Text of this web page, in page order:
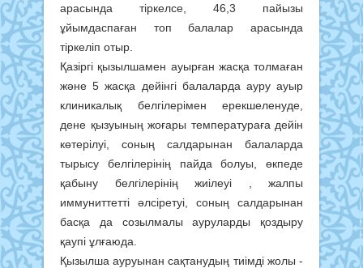
арасында тіркелсе, 46,3 пайызы
ұйымдаспаған топ балалар арасында
тіркеліп отыр.
Қазіргі қызылшамен ауырған жасқа толмаған
және 5 жасқа дейінгі балаларда ауру ауыр
клиникалық белгілерімен ерекшеленуде,
дене қызуының жоғары температураға дейін
көтерілуі, соның салдарынан балаларда
тырысу белгілерінің пайда болуы, өкпеде
қабыну белгілерінің жиілеуі , жалпы
иммуниттетті әлсіретуі, соның салдарынан
басқа да созылмалы ауруларды қоздыру
қаупі ұлғаюда.
Қызылша ауруынан сақтанудың тиімді жолы -